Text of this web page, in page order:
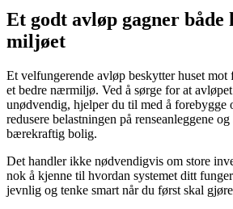
Et godt avløp gagner både
miljøet
Et velfungerende avløp beskytter huset
et bedre nærmiljø. Ved å sørge for at
unødvendig, hjelper du til med å forebygge
redusere belastningen på renseanleggene
bærekraftig bolig.
Det handler ikke nødvendigvis om store
nok å kjenne til hvordan systemet ditt
jevnlig og tenke smart når du først skal